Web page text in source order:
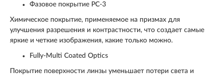
Фазовое покрытие PC-3
Химическое покрытие, применяемое на призмах для
улучшения разрешения и контрастности, что создает самые
яркие и четкие изображения, какие только можно.
Fully-Multi Coated Optics
Покрытие поверхности линзы уменьшает потери света и